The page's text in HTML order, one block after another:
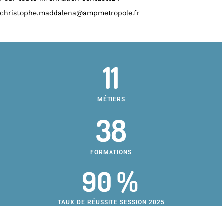
christophe.maddalena@ampmetropole.fr
11
MÉTIERS
38
FORMATIONS
90 %
TAUX DE RÉUSSITE SESSION 2025